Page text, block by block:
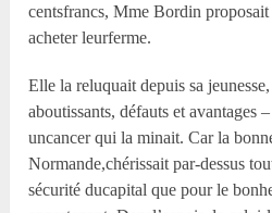
centsfrancs, Mme Bordin
acheter leurferme.
Elle la reluquait depuis sa
aboutissants, défauts et avantages
uncancer qui la minait. Car la
Normande,chérissait par-dessus
sécurité ducapital que pour le